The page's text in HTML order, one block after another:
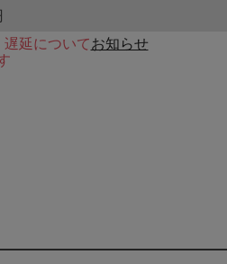
延についてお知らせ